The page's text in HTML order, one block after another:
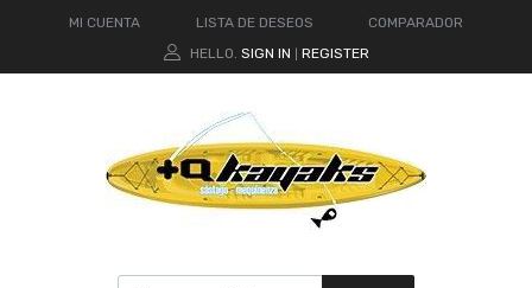
MI CUENTA LISTA DE DESEOS
COMPARADOR
HELLO. SIGN IN REGISTER